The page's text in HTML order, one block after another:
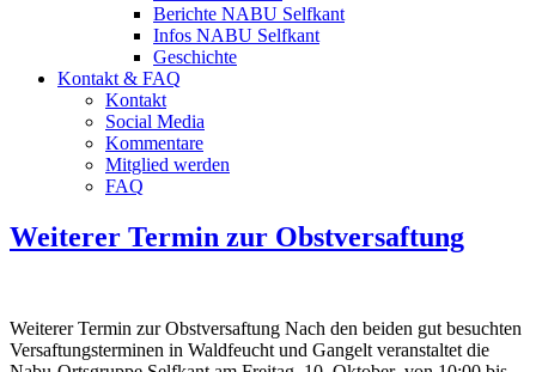
Berichte NABU Selfkant
Infos NABU Selfkant
Geschichte
Kontakt & FAQ
Kontakt
Social Media
Kommentare
Mitglied werden
FAQ
Weiterer Termin zur Obstversaftung
Weiterer Termin zur Obstversaftung Nach den beiden gut besuchten
Versaftungsterminen in Waldfeucht und Gangelt veranstaltet die